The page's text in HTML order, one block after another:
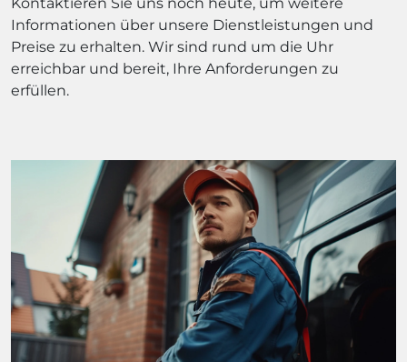
Informationen über unsere Dienstleistungen und
Preise zu erhalten. Wir sind rund um die Uhr
erreichbar und bereit, Ihre Anforderungen zu
erfüllen.